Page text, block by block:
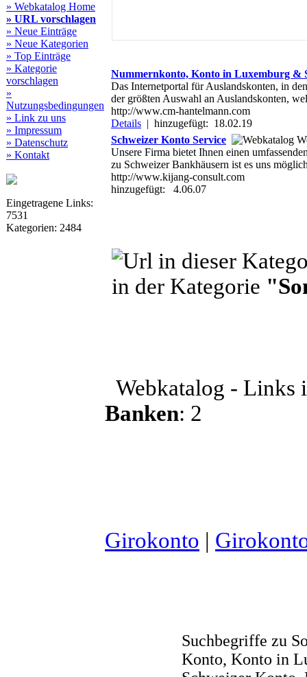
» Webkatalog Home
» URL vorschlagen
» Neue Einträge
» Neue Kategorien
» Top Einträge
» Kategorie
vorschlagen
»
Nutzungsbedingungen
» Link zu uns
» Impressum
» Datenschutz
» Kontakt
Eingetragene Links:
7531
Kategorien: 2484
Nummernkonto, Konto in Luxemburg &
Das Internetportal für Auslandskonten, in
der größten Auswahl an Auslandskonten,
http://www.cm-hantelmann.com
Details | hinzugefügt: 18.02.19
Schweizer Konto Service
Unsere Firma bietet Ihnen einen
zu Schweizer Bankhäusern ist es uns
http://www.kijang-consult.com
hinzugefügt: 4.06.07
in der Kategorie
Webkatalog - Links
Banken: 2
Girokonto |
Suchbegriffe zu
Konto, Konto in